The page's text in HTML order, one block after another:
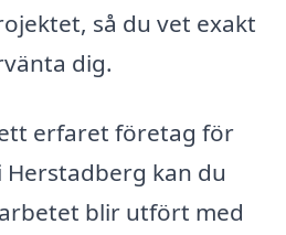
så du vet exakt
dig.
erfaret företag för
kan du
blir utfört med